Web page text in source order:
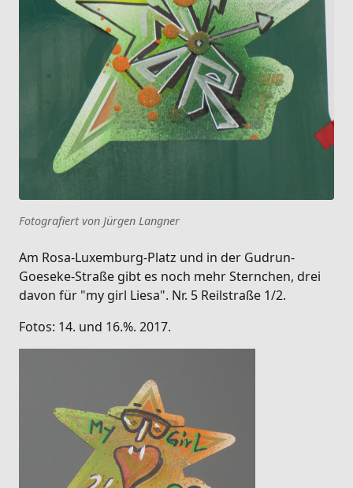
Fotografiert von Jürgen Langner
Am Rosa-Luxemburg-Platz und in der Gudrun-
Goeseke-Straße gibt es noch mehr Sternchen, drei
davon für "my girl Liesa". Nr. 5 Reilstraße 1/2.
Fotos: 14. und 16.%. 2017.